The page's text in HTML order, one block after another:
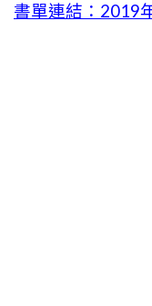
書單連結：2019